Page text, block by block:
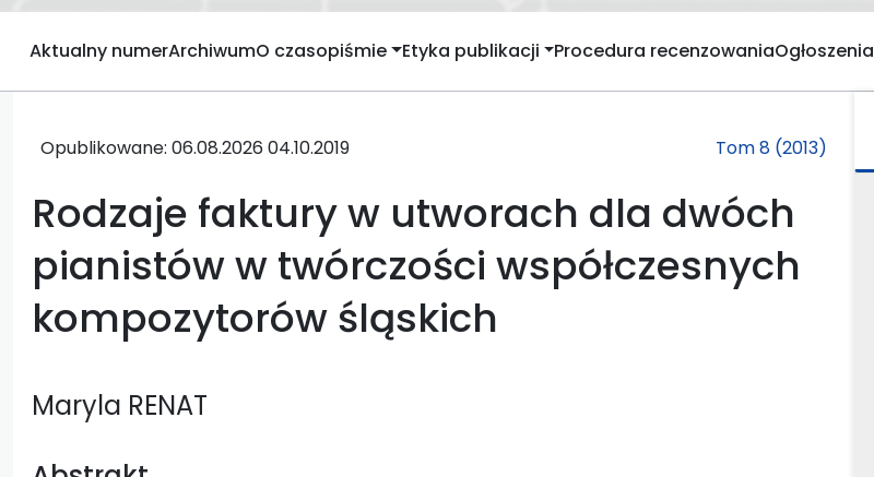
Aktualny numerArchiwumO czasopiśmie Etyka publikacji Procedura recenzowaniaOgłoszenia
Opublikowane: 06.08.2026 04.10.2019 Tom 8 (2013)
Rodzaje faktury w utworach dla dwóch
pianistów w twórczości współczesnych
kompozytorów śląskich
Maryla RENAT